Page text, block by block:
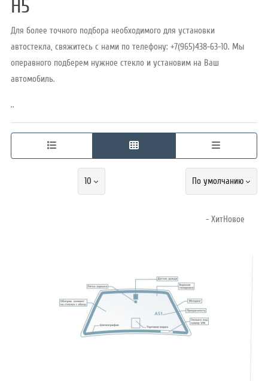
Режим
H5
Для более точного подбора необходимого для установки
автостекла, свяжитесь с нами по телефону: +7(965)438-63-10. Мы
операвного подберем нужное стекло и установим на Ваш
автомобиль.
..
10 По умолчанию
- ХитНовое